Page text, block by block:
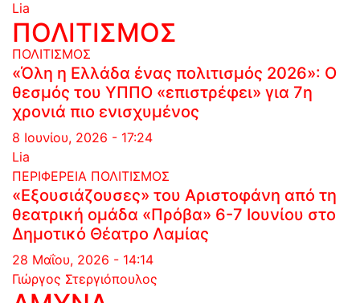
Lia
ΠΟΛΙΤΙΣΜΟΣ
ΠΟΛΙΤΙΣΜΟΣ
«Όλη η Ελλάδα ένας πολιτισμός 2026»: Ο
θεσμός του ΥΠΠΟ «επιστρέφει» για 7η
χρονιά πιο ενισχυμένος
8 Ιουνίου, 2026 - 17:24
Lia
ΠΕΡΙΦΕΡΕΙΑ ΠΟΛΙΤΙΣΜΟΣ
«Εξουσιάζουσες» του Αριστοφάνη από τη
θεατρική ομάδα «Πρόβα» 6-7 Ιουνίου στο
Δημοτικό Θέατρο Λαμίας
28 Μαΐου, 2026 - 14:14
Γιώργος Στεργιόπουλος